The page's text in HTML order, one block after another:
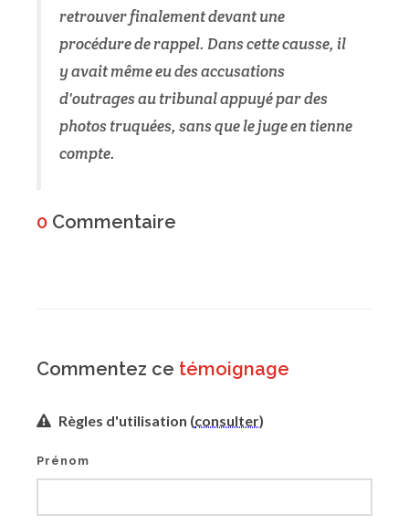
retrouver finalement devant une
procédure de rappel. Dans cette causse, il
y avait même eu des accusations
d'outrages au tribunal appuyé par des
photos truquées, sans que le juge en tienne
compte.
0 Commentaire
Commentez ce témoignage
Règles d'utilisation (consulter)
Prénom